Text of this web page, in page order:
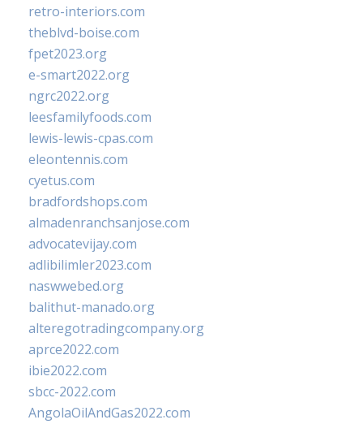
retro-interiors.com
theblvd-boise.com
fpet2023.org
e-smart2022.org
ngrc2022.org
leesfamilyfoods.com
lewis-lewis-cpas.com
eleontennis.com
cyetus.com
bradfordshops.com
almadenranchsanjose.com
advocatevijay.com
adlibilimler2023.com
naswwebed.org
balithut-manado.org
alteregotradingcompany.org
aprce2022.com
ibie2022.com
sbcc-2022.com
AngolaOilAndGas2022.com